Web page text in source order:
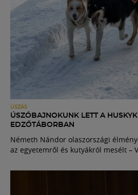
ÚSZÁS
ÚSZÓBAJNOKUNK LETT A
EDZŐTÁBORBAN
Németh Nándor olaszországi
az egyetemről és kutyákról mesélt –